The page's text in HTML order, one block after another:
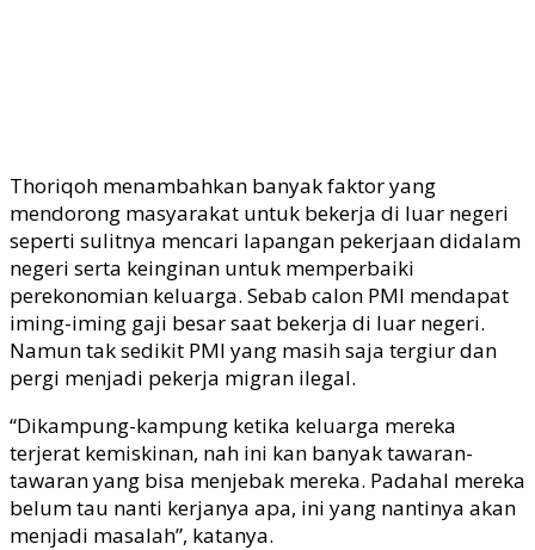
Thoriqoh menambahkan banyak faktor yang
mendorong masyarakat untuk bekerja di luar negeri
seperti sulitnya mencari lapangan pekerjaan didalam
negeri serta keinginan untuk memperbaiki
perekonomian keluarga. Sebab calon PMI mendapat
iming-iming gaji besar saat bekerja di luar negeri.
Namun tak sedikit PMI yang masih saja tergiur dan
pergi menjadi pekerja migran ilegal.
“Dikampung-kampung ketika keluarga mereka
terjerat kemiskinan, nah ini kan banyak tawaran-
tawaran yang bisa menjebak mereka. Padahal mereka
belum tau nanti kerjanya apa, ini yang nantinya akan
menjadi masalah”, katanya.